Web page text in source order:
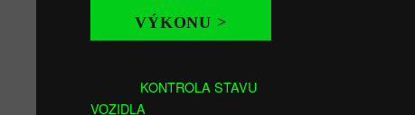
VÝKONU >
KONTROLA STAVU
VOZIDLA